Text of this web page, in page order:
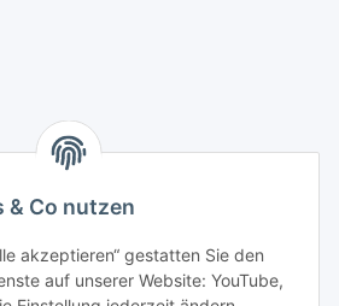
& Co nutzen
akzeptieren“ gestatten Sie den
auf unserer Website: YouTube,